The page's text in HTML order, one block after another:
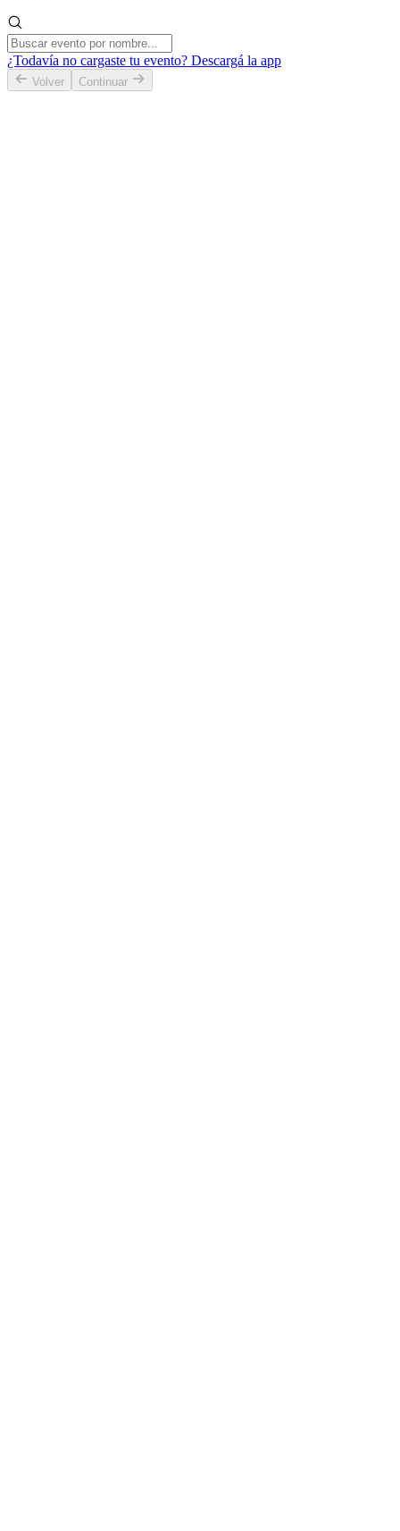
¿Todavía no cargaste tu evento? Descargá la app
Volver Continuar